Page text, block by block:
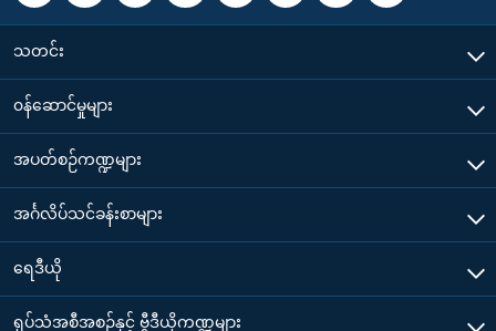
သတင်း
၀န်ဆောင်မှုများ
အပတ်စဉ်ကဏ္ဍများ
အင်္ဂလိပ်သင်ခန်းစာများ
ရေဒီယို
ရုပ်သံအစီအစဉ်နှင့် ဗွီဒီယိုကဏ္ဍများ